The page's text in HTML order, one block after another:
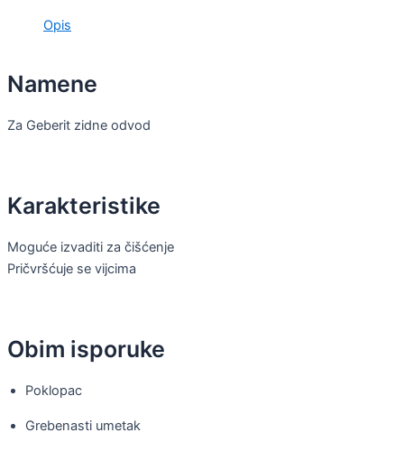
Opis
Namene
Za Geberit zidne odvod
Karakteristike
Moguće izvaditi za čišćenje
Pričvršćuje se vijcima
Obim isporuke
Poklopac
Grebenasti umetak